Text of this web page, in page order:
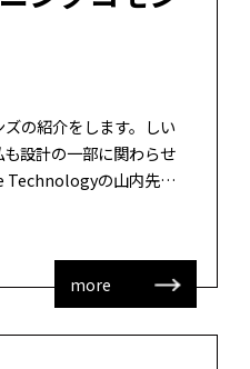
の紹介をします。しい
設計の一部に関わらせ
Technologyの山内先生
ゾーニングでお世話に
more